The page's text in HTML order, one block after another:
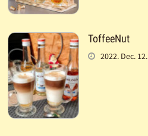
ToffeeNut
2022. Dec. 12.